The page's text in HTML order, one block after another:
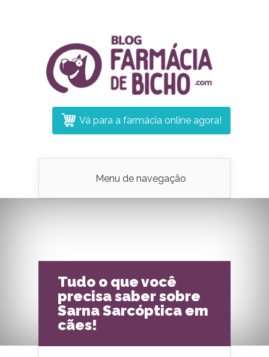
Vá para a farmácia online agora!
Menu de navegação
Tudo o que você
precisa saber sobre
Sarna Sarcóptica em
cães!